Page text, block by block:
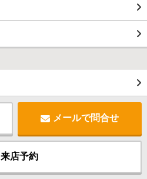
メールで問合せ
来店予約